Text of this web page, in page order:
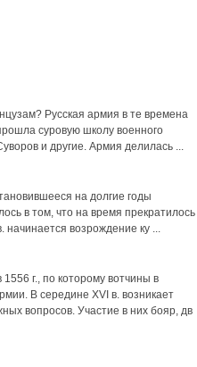
Русская армия в те времена
суровую школу военного
и другие. Армия делилась ...
на долгие годы
в том, что на время прекратилось
начинается возрождение ку ...
г., по которому вотчины в
В середине XVI в. возникает
вопросов. Участие в них бояр, дв